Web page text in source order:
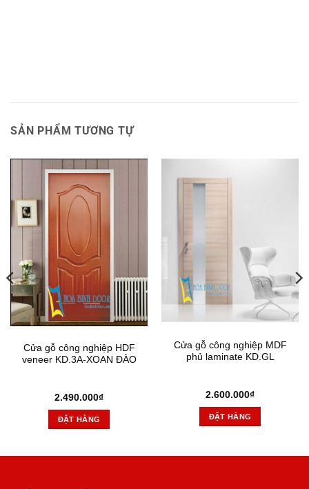
SẢN PHẨM TƯƠNG TỰ
Cửa gỗ công nghiệp HDF
veneer KD.3A-XOAN ĐÀO
2.490.000₫
ĐẶT HÀNG
Cửa gỗ công nghiệp MDF
phủ laminate KD.GL
2.600.000₫
ĐẶT HÀNG